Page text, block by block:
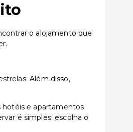
o alojamento que
Além disso,
hotéis e apartamentos
é simples: escolha o